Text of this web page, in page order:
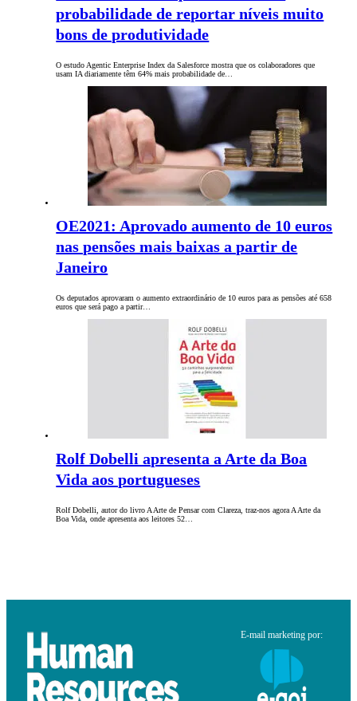
probabilidade de reportar níveis muito
bons de produtividade
O estudo Agentic Enterprise Index da Salesforce mostra que os colaboradores que
usam IA diariamente têm 64% mais probabilidade de…
OE2021: Aprovado aumento de 10 euros
nas pensões mais baixas a partir de
Janeiro
Os deputados aprovaram o aumento extraordinário de 10 euros para as pensões até 658
euros que será pago a partir…
Rolf Dobelli apresenta a Arte da Boa
Vida aos portugueses
Rolf Dobelli, autor do livro A Arte de Pensar com Clareza, traz-nos agora A Arte da
Boa Vida, onde apresenta aos leitores 52…
E-mail marketing por: